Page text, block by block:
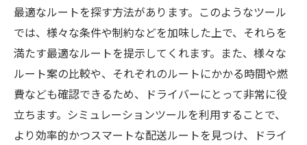
最適なルートを探す方法があります。このようなツール
では、様々な条件や制約などを加味した上で、それらを
満たす最適なルートを提示してくれます。また、様々な
ルート案の比較や、それぞれのルートにかかる時間や燃
費なども確認できるため、ドライバーにとって非常に役
立ちます。シミュレーションツールを利用することで、
より効率的かつスマートな配送ルートを見つけ、ドライ